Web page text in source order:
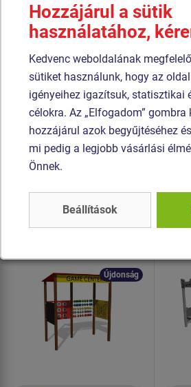
melyet nagyfokú színállandóság,
biztonság jellemez, mivel nem
sérülés veszélye). A tető és
laminátum készül, melyet nagyfokú
karcolásokkal szembeni ellenálló
képesség és vízállóság). Az
horganyzottak vagy rozsdamentes
Termék - EDP-6407K-10
Újdonság
Hozzájárul a sütik
használatához,
Kedvenc weboldalának
sütiket használunk, hogy az
igényeihez igazítsuk, statisztikai
célokra. Az „Elfogadom” gombra
hozzájárul azok begyűjtéséhez
mi pedig a legjobb vásárlási
Önnek.
Beállítások